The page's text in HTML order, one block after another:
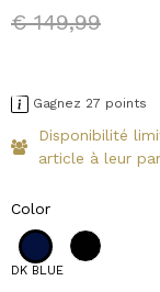
Price
€ 149,99to
Gagnez 27 points
Disponibilité
article à leur
Color
DK BLUE